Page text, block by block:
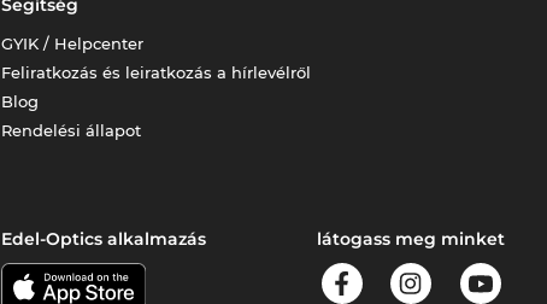
Segítség
GYIK / Helpcenter
Feliratkozás és leiratkozás a hírlevélről
Blog
Rendelési állapot
Edel-Optics alkalmazás látogass meg minket